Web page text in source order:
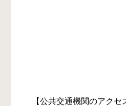
【公共交通機関のアクセ